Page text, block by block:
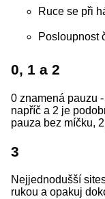
Ruce se při
Posloupnost
0, 1 a 2
0 znamená pauzu
napříč a 2 je
pauza bez míčku,
3
Nejjednodušší
rukou a opakuj